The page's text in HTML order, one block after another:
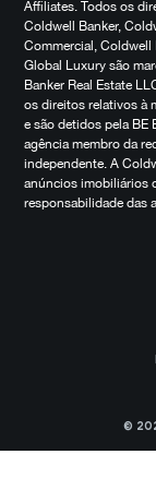
Affiliates. Todos os
Coldwell Banker,
Commercial,
Global Luxury são
Banker Real Estate
os direitos relativos à
e são detidos pela BE
agência membro da
independente. A
anúncios imobiliários
responsabilidade das
©